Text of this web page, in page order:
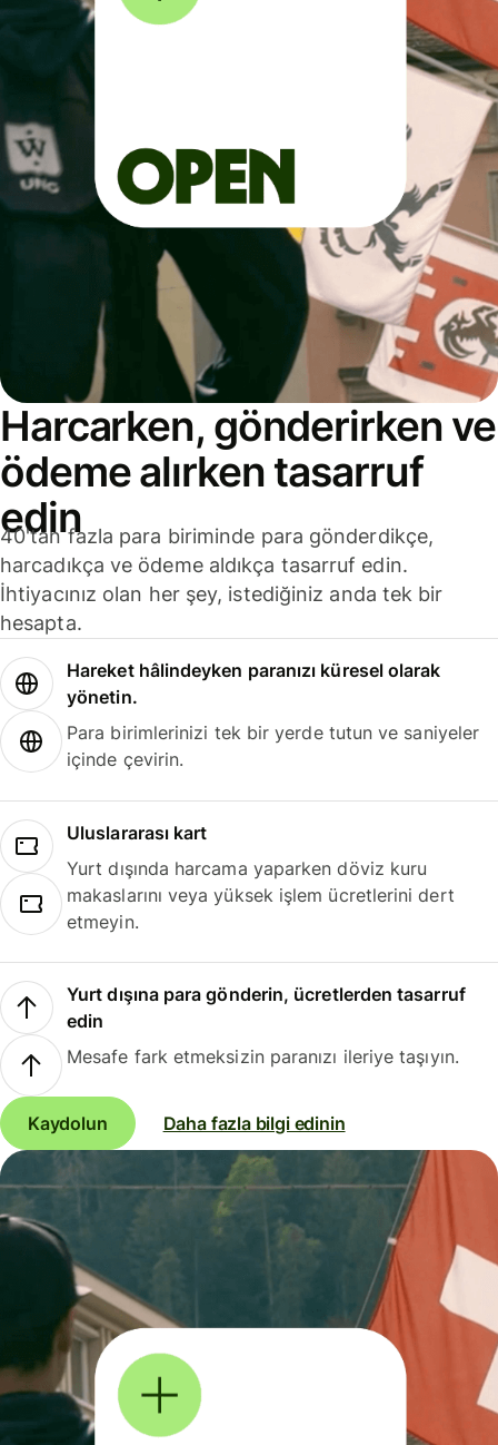
Harcarken, gönderirken ve
ödeme alırken tasarruf
edin
40'tan fazla para biriminde para gönderdikçe,
harcadıkça ve ödeme aldıkça tasarruf edin.
İhtiyacınız olan her şey, istediğiniz anda tek bir
hesapta.
Hareket hâlindeyken paranızı küresel olarak
yönetin.
Para birimlerinizi tek bir yerde tutun ve saniyeler
içinde çevirin.
Uluslararası kart
Yurt dışında harcama yaparken döviz kuru
makaslarını veya yüksek işlem ücretlerini dert
etmeyin.
Yurt dışına para gönderin, ücretlerden tasarruf
edin
Mesafe fark etmeksizin paranızı ileriye taşıyın.
Kaydolun Daha fazla bilgi edinin